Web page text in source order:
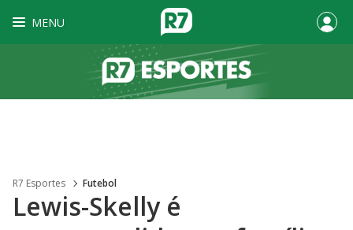
MENU
R7 Esportes Futebol
Lewis-Skelly é